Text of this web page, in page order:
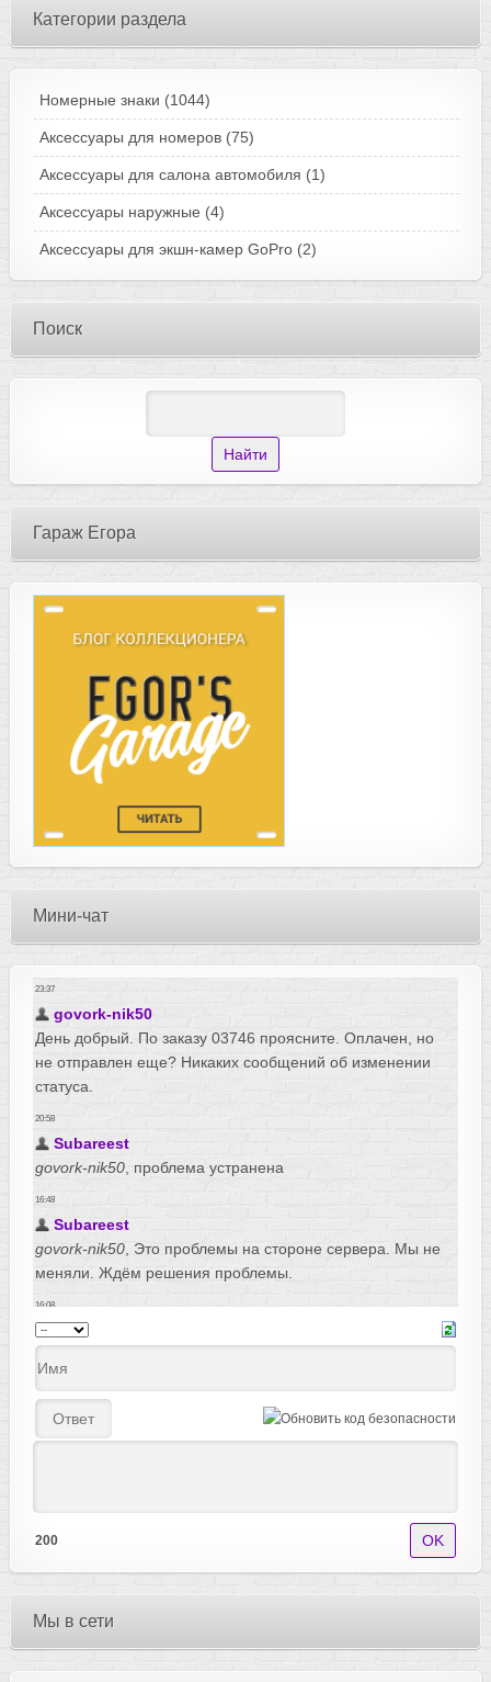
Категории раздела
Номерные знаки (1044)
Аксессуары для номеров (75)
Аксессуары для салона автомобиля (1)
Аксессуары наружные (4)
Аксессуары для экшн-камер GoPro (2)
Поиск
Гараж Егора
Мини-чат
200
Мы в сети